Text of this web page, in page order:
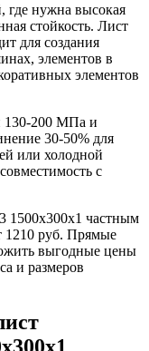
где нужна высокая
стойкость. Лист
для создания
элементов в
элементов
130-200 МПа и
30-50% для
или холодной
с
частным
1210 руб. Прямые
выгодные цены
и размеров